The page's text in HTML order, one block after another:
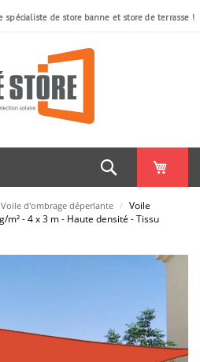
spécialiste de store banne et store de terrasse !
Rechercher
Voile d'ombrage déperlante / Voile
- 4 x 3 m - Haute densité - Tissu
AU
AU
AU
AU
AU
AU